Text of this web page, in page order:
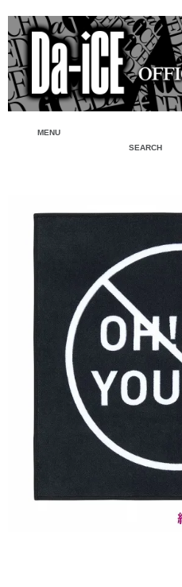
MENU
SEARCH
フェイスタオル・タオル
Tシャツ・シャツ
パーカー・スウェット・ブ
バッグ・ポーチ
キーホルダー・チャーム
アクリルスタンド・アク
缶バッジ・ステッカー
生活雑貨・菓子・ゲーム
検
会員登録
ログイン